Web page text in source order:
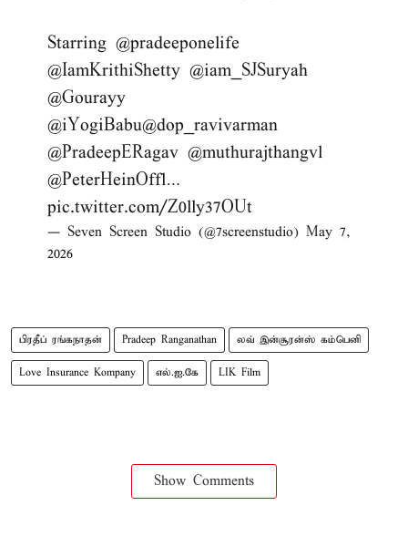
Starring @pradeeponelife
@IamKrithiShetty @iam_SJSuryah
@Gourayy
@iYogiBabu@dop_ravivarman
@PradeepERagav @muthurajthangvl
@PeterHeinOffl…
pic.twitter.com/Z0lly37OUt
— Seven Screen Studio (@7screenstudio) May 7,
2026
பிரதீப் ரங்கநாதன் Pradeep Ranganathan லவ் இன்சூரன்ஸ் கம்பெனி
Love Insurance Kompany எல்.ஐ.கே LIK Film
Show Comments